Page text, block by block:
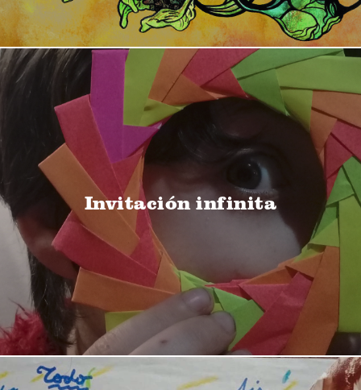
Invitación infinita